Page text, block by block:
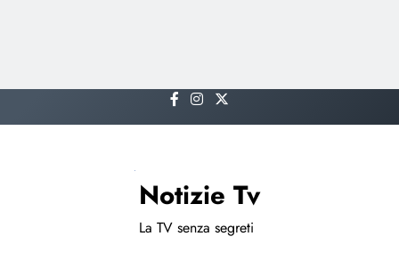
to
Notizie Tv
La TV senza segreti